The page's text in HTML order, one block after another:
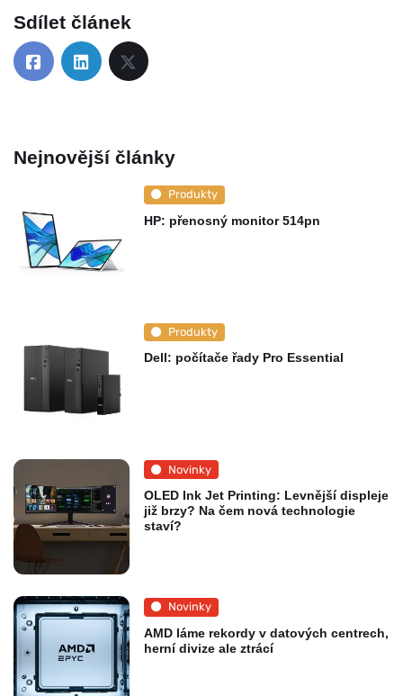
Sdílet článek
Nejnovější články
Produkty
HP: přenosný monitor 514pn
Produkty
Dell: počítače řady Pro Essential
Novinky
OLED Ink Jet Printing: Levnější displeje
již brzy? Na čem nová technologie
staví?
Novinky
AMD láme rekordy v datových centrech,
herní divize ale ztrácí